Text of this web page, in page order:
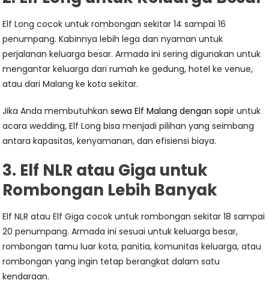
Elf Long cocok untuk rombongan sekitar 14 sampai 16
penumpang. Kabinnya lebih lega dan nyaman untuk
perjalanan keluarga besar. Armada ini sering digunakan untuk
mengantar keluarga dari rumah ke gedung, hotel ke venue,
atau dari Malang ke kota sekitar.
Jika Anda membutuhkansewa Elf Malang dengan sopir untuk
acara wedding, Elf Long bisa menjadi pilihan yang seimbang
antara kapasitas, kenyamanan, dan efisiensi biaya.
3. Elf NLR atau Giga untuk
Rombongan Lebih Banyak
Elf NLR atau Elf Giga cocok untuk rombongan sekitar 18 sampai
20 penumpang. Armada ini sesuai untuk keluarga besar,
rombongan tamu luar kota, panitia, komunitas keluarga, atau
rombongan yang ingin tetap berangkat dalam satu
kendaraan.